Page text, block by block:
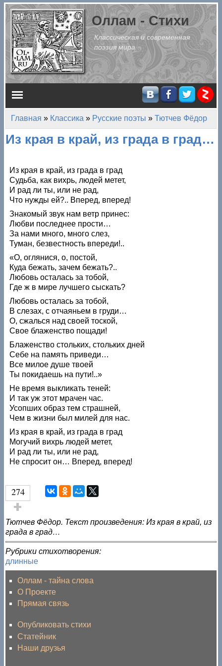
Перейти к основному содержанию
Оллам - Стихи
Классическая и современная
поэзия мира
Главное меню
Вы здесь
Главная » Классика » Русские поэты » Тютчев Фёдор
Из края в край, из града в град…
Из края в край, из града в град
Судьба, как вихрь, людей метет,
И рад ли ты, или не рад,
Что нужды ей?.. Вперед, вперед!
Знакомый звук нам ветр принес:
Любви последнее прости…
За нами много, много слез,
Туман, безвестность впереди!..
«О, оглянися, о, постой,
Куда бежать, зачем бежать?..
Любовь осталась за тобой,
Где ж в мире лучшего сыскать?
Любовь осталась за тобой,
В слезах, с отчаяньем в груди…
О, сжалься над своей тоской,
Свое блаженство пощади!
Блаженство стольких, стольких дней
Себе на память приведи…
Все милое душе твоей
Ты покидаешь на пути!..»
Не время выкликать теней:
И так уж этот мрачен час.
Усопших образ тем страшней,
Чем в жизни был милей для нас.
Из края в край, из града в град
Могучий вихрь людей метет,
И рад ли ты, или не рад,
Не спросит он… Вперед, вперед!
274
Голос за!
Тютчев Фёдор. Текст произведения: Из края в край, из
града в град…
Рубрики стихотворения:
длинные
Оллам - тайна слова
О Проекте
Прямая связь
Опубликовать стихи
Статейник
Наши друзья